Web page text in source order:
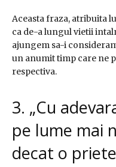
Aceasta fraza, atribuita
ca de-a lungul vietii
ajungem sa-i
un anumit timp care ne
respectiva.
3. „Cu
pe lume mai
decat o